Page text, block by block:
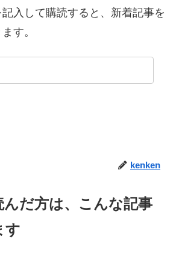
入して購読すると、新着記事を
す。
kenken
んだ方は、こんな記事
す